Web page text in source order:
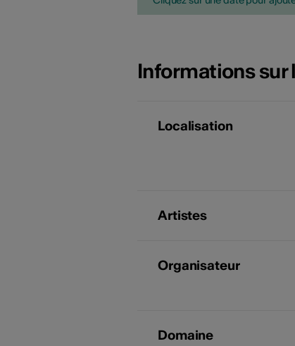
Informations
Localisation
Artistes
Organisateur
Domaine